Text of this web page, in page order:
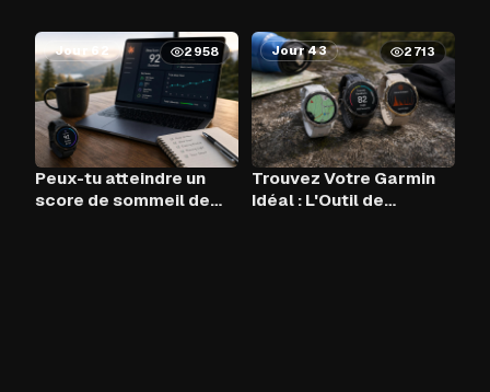
Jour 62 2958
Peux-tu atteindre un
score de sommeil de
Jour 43 2713
Trouvez Votre Garmin
Idéal : L'Outil de